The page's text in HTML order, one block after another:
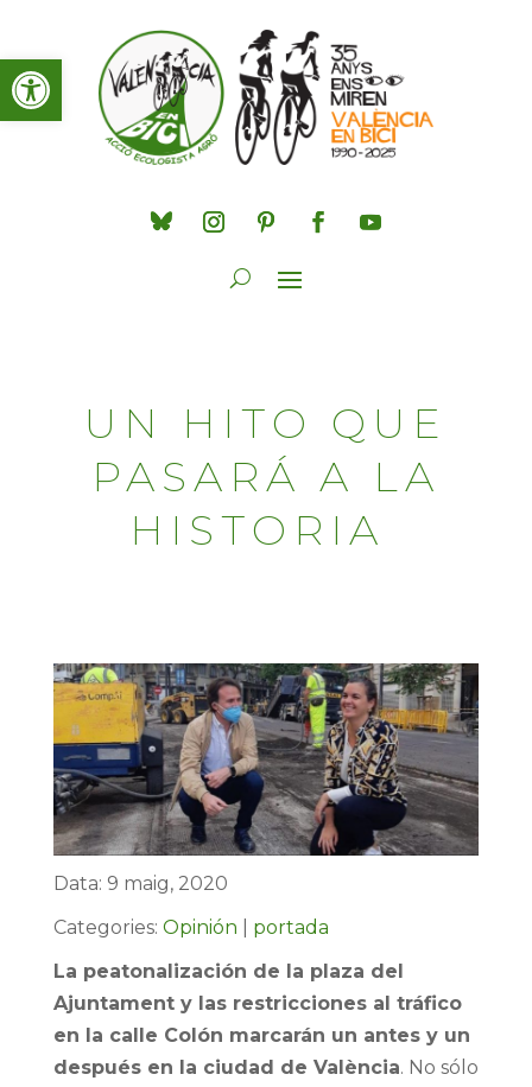
Obre la barra d'eines
UN HITO QUE
PASARÁ A LA
HISTORIA
Data: 9 maig, 2020
Categories: Opinión
portada
La peatonalización de la plaza del
Ajuntament y las restricciones al tráfico
en la calle Colón marcarán un antes y un
después en la ciudad de València. No sólo